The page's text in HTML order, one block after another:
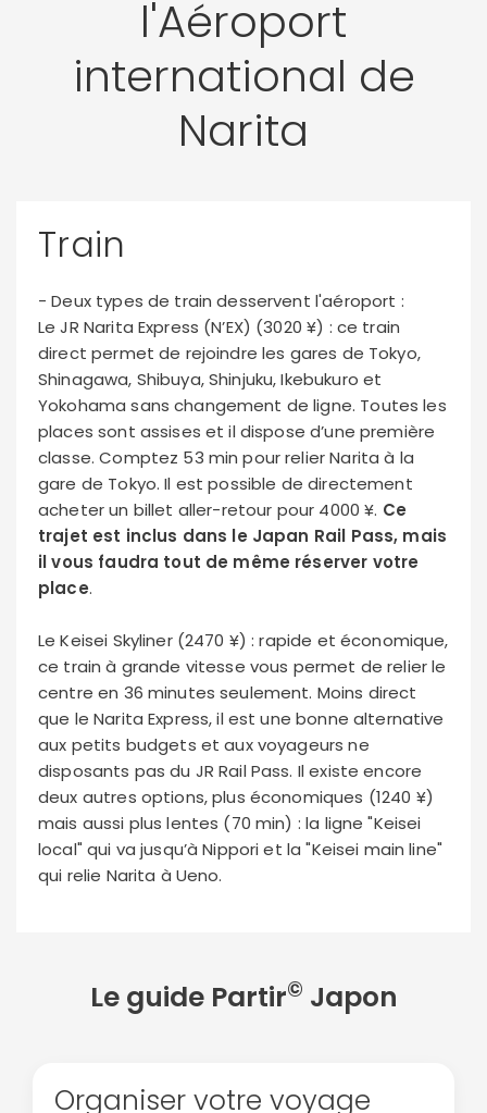
l'Aéroport
international de
Narita
Train
- Deux types de train desservent l'aéroport :
Le JR Narita Express (N’EX) (3020 ¥) : ce train
direct permet de rejoindre les gares de Tokyo,
Shinagawa, Shibuya, Shinjuku, Ikebukuro et
Yokohama sans changement de ligne. Toutes les
places sont assises et il dispose d’une première
classe. Comptez 53 min pour relier Narita à la
gare de Tokyo. Il est possible de directement
acheter un billet aller-retour pour 4000 ¥. Ce
trajet est inclus dans le Japan Rail Pass, mais
il vous faudra tout de même réserver votre
place.
Le Keisei Skyliner (2470 ¥) : rapide et économique,
ce train à grande vitesse vous permet de relier le
centre en 36 minutes seulement. Moins direct
que le Narita Express, il est une bonne alternative
aux petits budgets et aux voyageurs ne
disposants pas du JR Rail Pass. Il existe encore
deux autres options, plus économiques (1240 ¥)
mais aussi plus lentes (70 min) : la ligne "Keisei
local" qui va jusqu’à Nippori et la "Keisei main line"
qui relie Narita à Ueno.
Le guide Partir© Japon
Organiser votre voyage